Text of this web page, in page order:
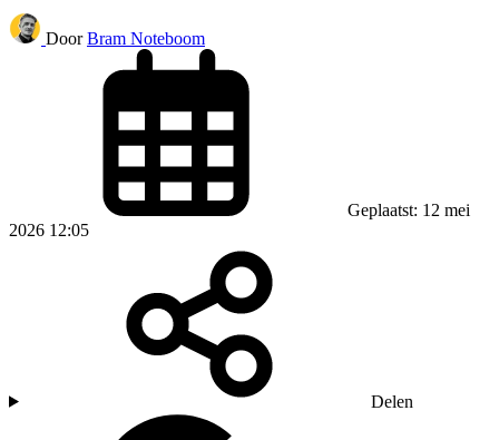
Door Bram Noteboom
Geplaatst: 12 mei
2026 12:05
Delen